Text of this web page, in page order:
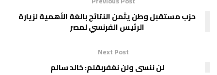
حزب مستقبل وطن يثمن النتائج بالغة الأهمية لزيارة
الرئيس الفرنسي لمصر
Next Post
لن ننسى ولن نغفربقلم: خالد سالم